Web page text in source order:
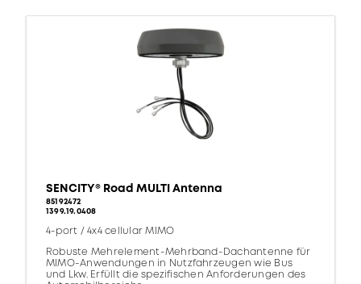
SENCITY® Road MULTI Antenna
85192472
1399.19.0408
4-port / 4x4 cellular MIMO
Robuste Mehrelement-Mehrband-Dachantenne für
MIMO-Anwendungen in Nutzfahrzeugen wie Bus
und Lkw. Erfüllt die spezifischen Anforderungen des